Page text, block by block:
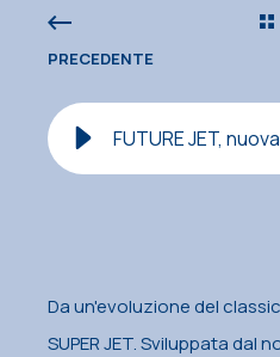
PRECEDENTE
Da un'evoluzione del
SUPER JET. Sviluppata dal